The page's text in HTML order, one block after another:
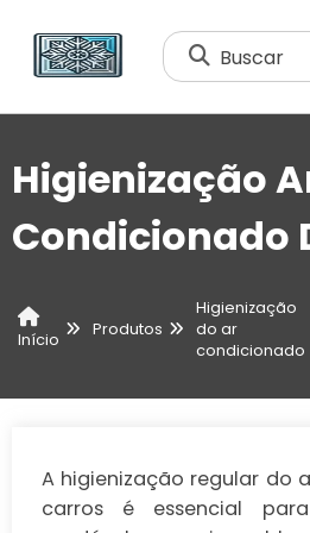
Buscar
Higienização
Condicionado
Início
Produtos
Higienização
do ar
condicionado
A higienização regular do
carros é essencial